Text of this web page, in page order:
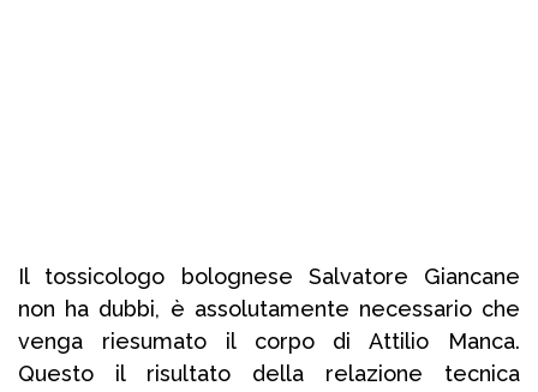
Il tossicologo bolognese Salvatore Giancane
non ha dubbi, è assolutamente necessario che
venga riesumato il corpo di Attilio Manca.
Questo il risultato della relazione tecnica